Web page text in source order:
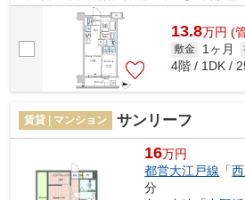
電車での通勤や通学に便利な物件です。...
13.8万円 (
敷金 1ヶ月
4階 / 1DK /
賃貸 | マンション サンリーフ
16万円
都営大江戸線 「
分